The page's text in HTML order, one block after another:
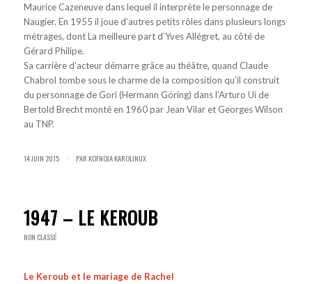
Maurice Cazeneuve dans lequel il interprète le personnage de
Naugier. En 1955 il joue d’autres petits rôles dans plusieurs longs
métrages, dont La meilleure part d’Yves Allégret, au côté de
Gérard Philipe.
Sa carrière d’acteur démarre grâce au théâtre, quand Claude
Chabrol tombe sous le charme de la composition qu’il construit
du personnage de Gori (Hermann Göring) dans l’Arturo Ui de
Bertold Brecht monté en 1960 par Jean Vilar et Georges Wilson
au TNP.
14 JUIN 2015 / PAR KOFNOJA KAROLINUX
1947 – LE KEROUB
NON CLASSÉ
Le Keroub et le mariage de Rachel